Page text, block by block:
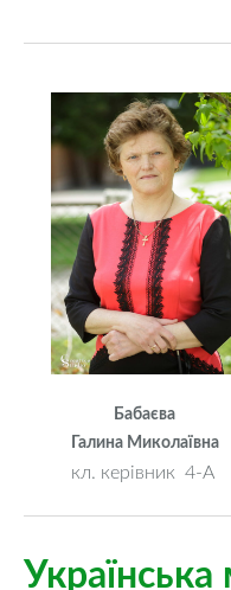
Бабаєва
Галина Миколаївна
кл. керівник 4-А